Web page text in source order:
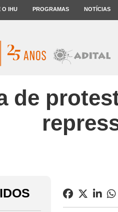
O IHU PROGRAMAS NOTÍCIAS
de